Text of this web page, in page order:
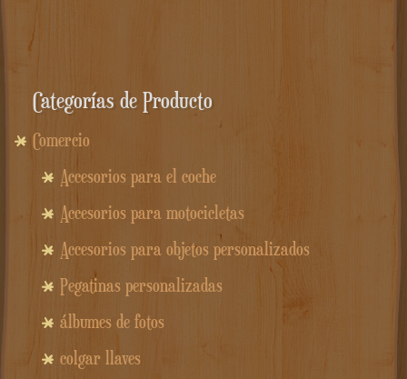
Categorías de Producto
Comercio
Accesorios para el coche
Accesorios para motocicletas
Accesorios para objetos personalizados
Pegatinas personalizadas
álbumes de fotos
colgar llaves